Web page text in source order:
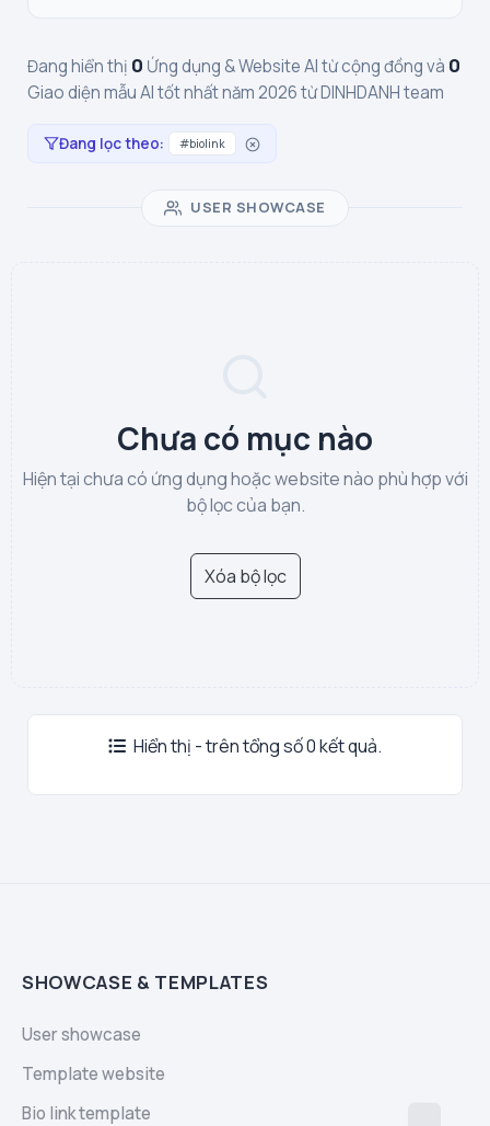
Đang hiển thị 0 Ứng dụng & Website AI từ cộng đồng và 0
Giao diện mẫu AI tốt nhất năm 2026 từ DINHDANH team
Đang lọc theo: #biolink
USER SHOWCASE
Chưa có mục nào
Hiện tại chưa có ứng dụng hoặc website nào phù hợp với
bộ lọc của bạn.
Xóa bộ lọc
Hiển thị - trên tổng số 0 kết quả.
SHOWCASE & TEMPLATES
User showcase
Template website
Bio link template